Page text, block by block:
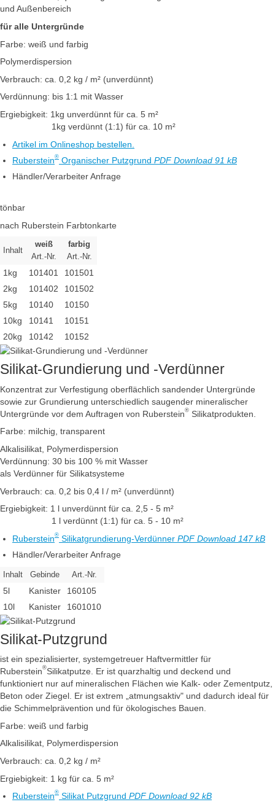
und Außenbereich
für alle Untergründe
Farbe: weiß und farbig
Polymerdispersion
Verbrauch: ca. 0,2 kg / m² (unverdünnt)
Verdünnung: bis 1:1 mit Wasser
Ergiebigkeit: 1kg unverdünnt für ca. 5 m²
1kg verdünnt (1:1) für ca. 10 m²
Artikel im Onlineshop bestellen.
Ruberstein® Organischer Putzgrund PDF Download 91 kB
Händler/Verarbeiter Anfrage
tönbar
nach Ruberstein Farbtonkarte
Inhalt
weiß
Art.-Nr.
farbig
Art.-Nr.
1kg 101401
101501
2kg
101402
101502
5kg
10140
10150
10kg
10141
10151
20kg
10142 10152
Silikat-Grundierung und -Verdünner
Konzentrat zur Verfestigung oberflächlich sandender Untergründe
sowie zur Grundierung unterschiedlich saugender mineralischer
Untergründe vor dem Auftragen von Ruberstein® Silikatprodukten.
Farbe: milchig, transparent
Alkalisilikat, Polymerdispersion
Verdünnung: 30 bis 100 % mit Wasser
als Verdünner für Silikatsysteme
Verbrauch: ca. 0,2 bis 0,4 l / m² (unverdünnt)
Ergiebigkeit: 1 l unverdünnt für ca. 2,5 - 5 m²
1 l verdünnt (1:1) für ca. 5 - 10 m²
Ruberstein® Silikatgrundierung-Verdünner PDF Download 147 kB
Händler/Verarbeiter Anfrage
Inhalt Gebinde Art.-Nr.
5l Kanister
160105
10l
Kanister 1601010
Silikat-Putzgrund
ist ein spezialisierter, systemgetreuer Haftvermittler für
Ruberstein®Silikatputze. Er ist quarzhaltig und deckend und
funktioniert nur auf mineralischen Flächen wie Kalk- oder Zementputz,
Beton oder Ziegel. Er ist extrem „atmungsaktiv" und dadurch ideal für
die Schimmelprävention und für ökologisches Bauen.
Farbe: weiß und farbig
Alkalisilikat, Polymerdispersion
Verbrauch: ca. 0,2 kg / m²
Ergiebigkeit: 1 kg für ca. 5 m²
Ruberstein® Silikat Putzgrund PDF Download 92 kB